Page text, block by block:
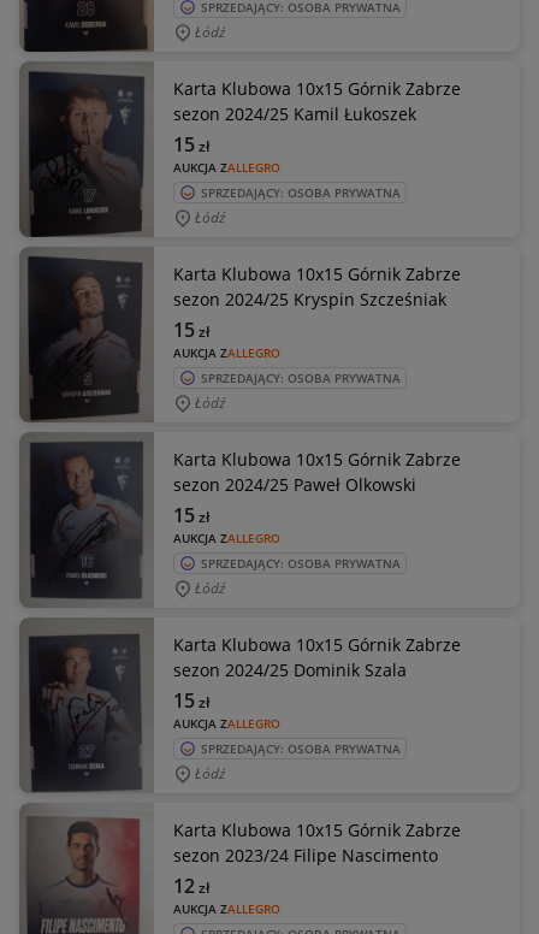
SPRZEDAJĄCY: OSOBA PRYWATNA
Łódź
Karta Klubowa 10x15 Górnik Zabrze
sezon 2024/25 Kamil Łukoszek
AUKCJA ZALLEGRO
15zł
SPRZEDAJĄCY: OSOBA PRYWATNA
Łódź
Karta Klubowa 10x15 Górnik Zabrze
sezon 2024/25 Kryspin Szcześniak
AUKCJA ZALLEGRO
15zł
SPRZEDAJĄCY: OSOBA PRYWATNA
Łódź
Karta Klubowa 10x15 Górnik Zabrze
sezon 2024/25 Paweł Olkowski
AUKCJA ZALLEGRO
15zł
SPRZEDAJĄCY: OSOBA PRYWATNA
Łódź
Karta Klubowa 10x15 Górnik Zabrze
sezon 2024/25 Dominik Szala
AUKCJA ZALLEGRO
15zł
SPRZEDAJĄCY: OSOBA PRYWATNA
Łódź
Karta Klubowa 10x15 Górnik Zabrze
sezon 2023/24 Filipe Nascimento
AUKCJA ZALLEGRO
12zł